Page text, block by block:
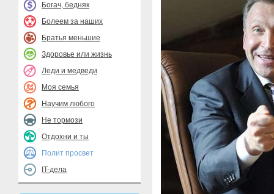
Богач, бедняк
Болеем за наших
Братья меньшие
Здоровье или жизнь
Леди и медведи
Моя семья
Научим любого
Не тормози
Отдохни и ты
Полит просвет
IT-дела